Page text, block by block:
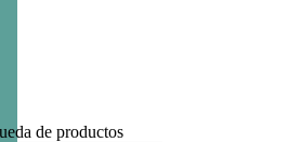
de productos